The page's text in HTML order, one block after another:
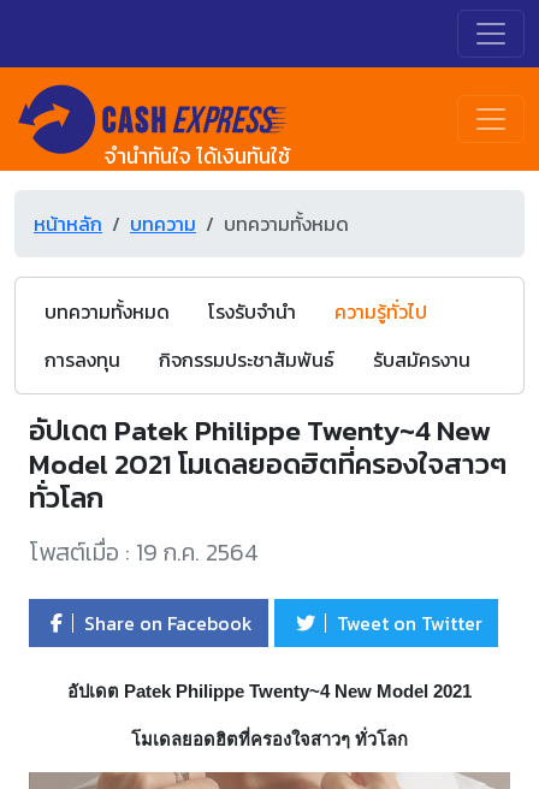
จำนำทันใจ ได้เงินทันใช้
หน้าหลัก บทความ บทความทั้งหมด
บทความทั้งหมด โรงรับจำนำ
ความรู้ทั่วไป
การลงทุน
กิจกรรมประชาสัมพันธ์ รับสมัครงาน
อัปเดต Patek Philippe Twenty~4 New
Model 2021 โมเดลยอดฮิตที่ครองใจสาวๆ
ทั่วโลก
โพสต์เมื่อ : 19 ก.ค. 2564
Share on Facebook Tweet on Twitter
อัปเดต Patek Philippe Twenty~4 New Model 2021
โมเดลยอดฮิตที่ครองใจสาวๆ ทั่วโลก